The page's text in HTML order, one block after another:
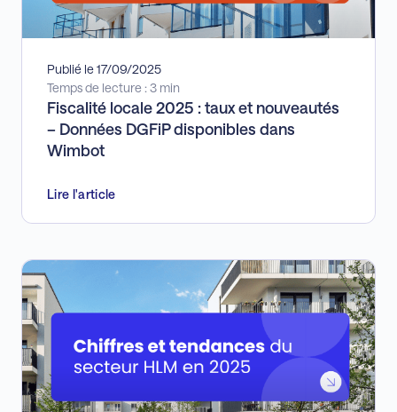
Publié le 17/09/2025
Temps de lecture : 3 min
Fiscalité locale 2025 : taux et nouveautés
– Données DGFiP disponibles dans
Wimbot
Lire l'article